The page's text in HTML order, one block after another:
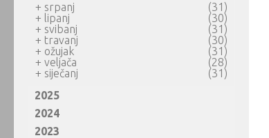
+ srpanj
(31)
+ lipanj
(30)
+ svibanj
(31)
+ travanj
(30)
+ ožujak
(31)
+ veljača
(28)
+ siječanj
(31)
2025
2024
2023